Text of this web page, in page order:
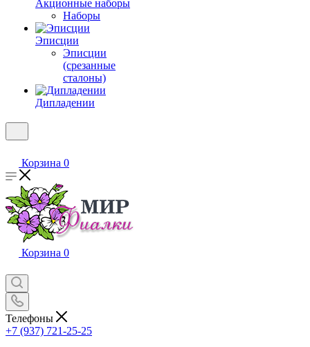
Акционные наборы
Наборы
Эписции
Эписции
(срезанные
сталоны)
Дипладении
Корзина 0
Корзина 0
Телефоны
+7 (937) 721-25-25